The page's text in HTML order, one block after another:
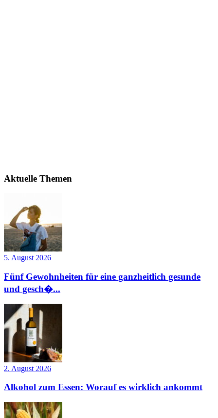
Aktuelle Themen
5. August 2026
Fünf Gewohnheiten für eine ganzheitlich gesunde
und gesch�...
2. August 2026
Alkohol zum Essen: Worauf es wirklich ankommt